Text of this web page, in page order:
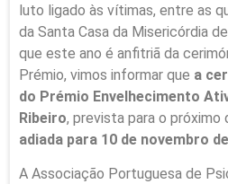
luto ligado às vítimas, entre as
da Santa Casa da Misericórdia
que este ano é anfitriã da
Prémio, vimos informar que a
do Prémio Envelhecimento
Ribeiro, prevista para o próximo
adiada para 10 de novembro
A Associação Portuguesa de